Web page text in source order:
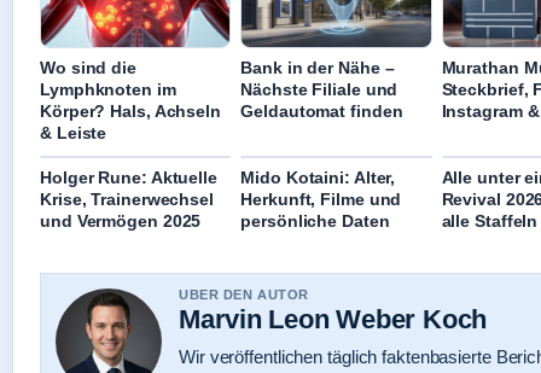
Wo sind die
Lymphknoten im
Körper? Hals, Achseln
& Leiste
Bank in der Nähe –
Nächste Filiale und
Geldautomat finden
Murathan
Steckbrief,
Instagram
Holger Rune: Aktuelle
Krise, Trainerwechsel
und Vermögen 2025
Mido Kotaini: Alter,
Herkunft, Filme und
persönliche Daten
Alle unter
Revival
alle Staffeln
UBER DEN AUTOR
Marvin Leon Weber Koch
Wir veröffentlichen täglich faktenbasierte